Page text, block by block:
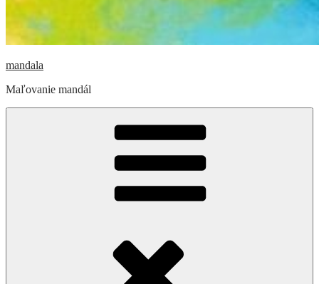
mandala
Maľovanie mandál